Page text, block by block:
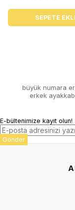
SEPETE
büyük numara
erkek
E-bültenimize kayıt olun!
Gönder